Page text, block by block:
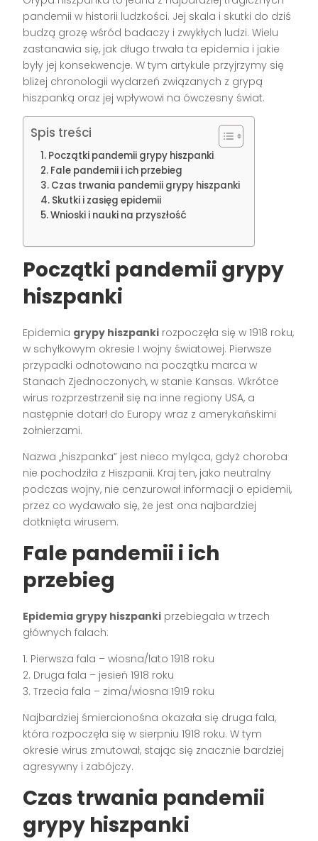
pandemii w historii ludzkości. Jej skala i skutki do dziś
budzą grozę wśród badaczy i zwykłych ludzi. Wielu
zastanawia się, jak długo trwała ta epidemia i jakie
były jej konsekwencje. W tym artykule przyjrzymy się
bliżej chronologii wydarzeń związanych z grypą
hiszpanką oraz jej wpływowi na ówczesny świat.
Spis treści
Początki pandemii grypy hiszpanki
Fale pandemii i ich przebieg
Czas trwania pandemii grypy hiszpanki
Skutki i zasięg epidemii
Wnioski i nauki na przyszłość
Początki pandemii grypy
hiszpanki
Epidemia grypy hiszpanki rozpoczęła się w 1918 roku,
w schyłkowym okresie I wojny światowej. Pierwsze
przypadki odnotowano na początku marca w
Stanach Zjednoczonych, w stanie Kansas. Wkrótce
wirus rozprzestrzenił się na inne regiony USA, a
następnie dotarł do Europy wraz z amerykańskimi
żołnierzami.
Nazwa „hiszpanka” jest nieco myląca, gdyż choroba
nie pochodziła z Hiszpanii. Kraj ten, jako neutralny
podczas wojny, nie cenzurował informacji o epidemii,
przez co wydawało się, że jest ona najbardziej
dotknięta wirusem.
Fale pandemii i ich
przebieg
Epidemia grypy hiszpanki przebiegała w trzech
głównych falach:
1. Pierwsza fala – wiosna/lato 1918 roku
2. Druga fala – jesień 1918 roku
3. Trzecia fala – zima/wiosna 1919 roku
Najbardziej śmiercionośna okazała się druga fala,
która rozpoczęła się w sierpniu 1918 roku. W tym
okresie wirus zmutował, stając się znacznie bardziej
agresywny i zabójczy.
Czas trwania pandemii
grypy hiszpanki